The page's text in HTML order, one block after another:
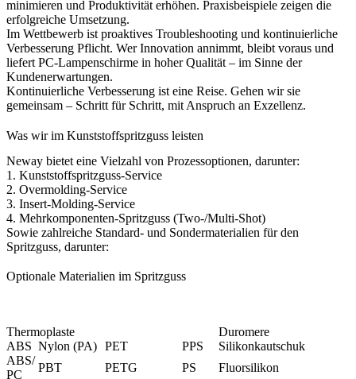
minimieren und Produktivität erhöhen. Praxisbeispiele zeigen die
erfolgreiche Umsetzung.
Im Wettbewerb ist proaktives Troubleshooting und kontinuierliche
Verbesserung Pflicht. Wer Innovation annimmt, bleibt voraus und
liefert PC-Lampenschirme in hoher Qualität – im Sinne der
Kundenerwartungen.
Kontinuierliche Verbesserung ist eine Reise. Gehen wir sie
gemeinsam – Schritt für Schritt, mit Anspruch an Exzellenz.
Was wir im Kunststoffspritzguss leisten
Neway bietet eine Vielzahl von Prozessoptionen, darunter:
1. Kunststoffspritzguss-Service
2. Overmolding-Service
3. Insert-Molding-Service
4. Mehrkomponenten-Spritzguss (Two-/Multi-Shot)
Sowie zahlreiche Standard- und Sondermaterialien für den
Spritzguss, darunter:
Optionale Materialien im Spritzguss
Thermoplaste
Duromere
ABS Nylon (PA) PET PPS
Silikonkautschuk
ABS/
PC
PBT PETG PS Fluorsilikon